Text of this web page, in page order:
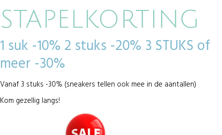
STAPELKORTING
1 suk -10% 2 stuks -20% 3 STUKS of
meer -30%
Vanaf 3 stuks -30% (sneakers tellen ook mee in de aantallen)
Kom gezellig langs!